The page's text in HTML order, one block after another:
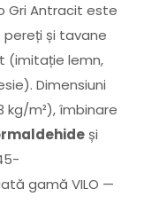
Gri Antracit este
și tavane
(imitație lemn,
Dimensiuni
kg/m²), îmbinare
și
gamă VILO —